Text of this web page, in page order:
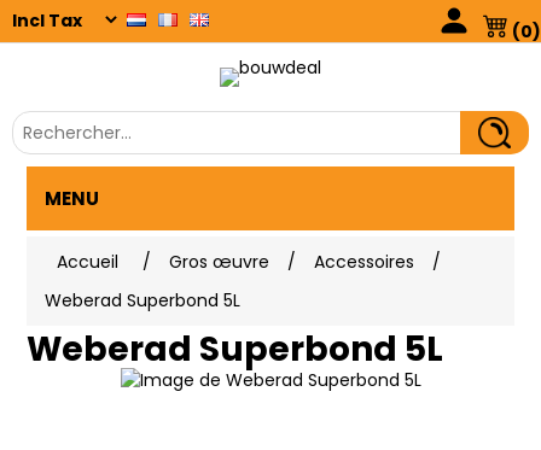
(0)
MENU
Accueil / Gros œuvre / Accessoires
/
Weberad Superbond 5L
Weberad Superbond 5L